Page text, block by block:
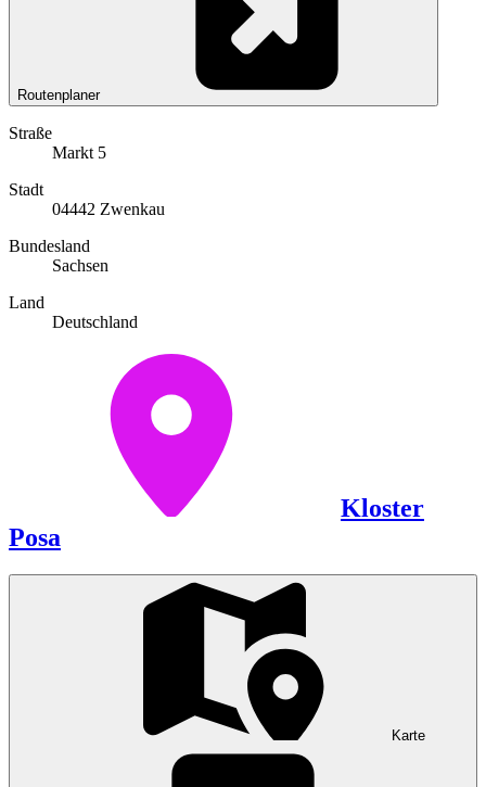
Routenplaner
Straße
Markt 5
Stadt
04442 Zwenkau
Bundesland
Sachsen
Land
Deutschland
Kloster
Posa
Karte